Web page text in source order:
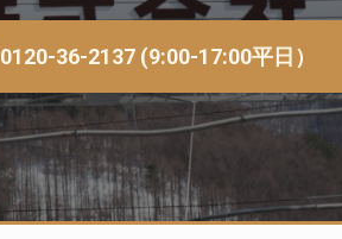
0120-36-2137 (9:00-17:00平日）